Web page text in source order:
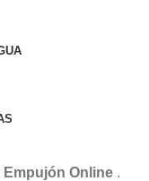
Empujón Online .